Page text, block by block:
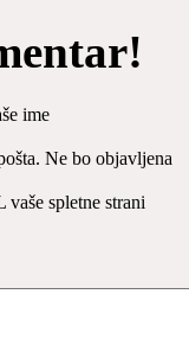
ime
Ne bo objavljena
vaše spletne strani